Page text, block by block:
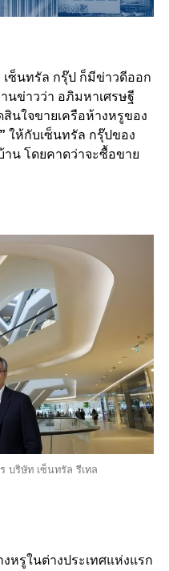
เซ็นทรัล กรุ๊ป ก็มีข่าวดีออก
นข่าวว่า อภิมหาเศรษฐี
นใจขายเครือห้างหรูของ
ให้กับเซ็นทรัล กรุ๊ปของ
น โดยคาดว่าจะซื้อขาย
บริษัท เซ็นทรัล รีเทล
หรูในต่างประเทศแห่งแรก